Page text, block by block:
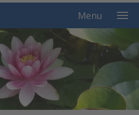
Menu